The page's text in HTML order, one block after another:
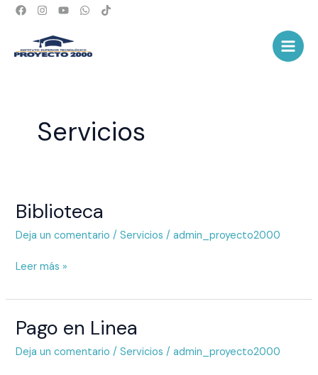
contenido
Main
Servicios
Biblioteca
Deja un comentario /Servicios /admin_proyecto2000
Biblioteca
Leer más »
Pago en Linea
Deja un comentario /Servicios /admin_proyecto2000
Pago
Linea